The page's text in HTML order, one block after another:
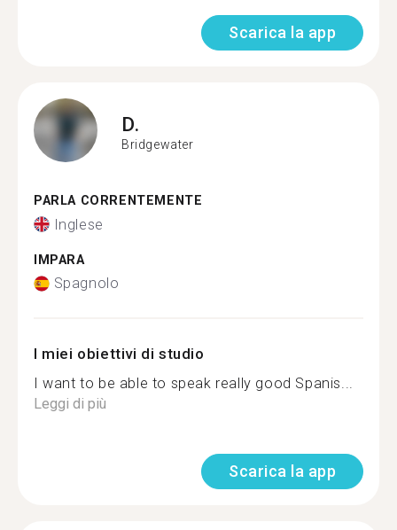
Scarica la app
D.
Bridgewater
PARLA CORRENTEMENTE
Inglese
IMPARA
Spagnolo
I miei obiettivi di studio
I want to be able to speak really good Spanis...
Leggi di più
Scarica la app